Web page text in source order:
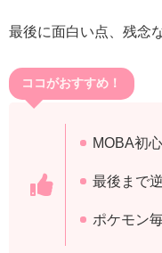
最後に面白い点、残念
ココがおすすめ！
MOBA初
最後まで
ポケモン